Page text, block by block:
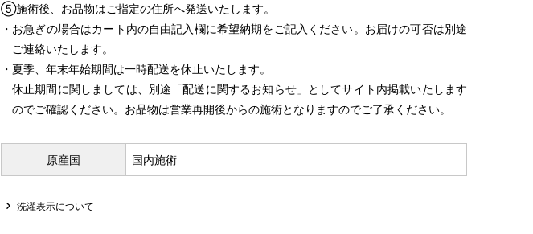
⑤施術後、お品物はご指定の住所へ発送いたします。
・お急ぎの場合はカート内の自由記入欄に希望納期をご記入ください。お届けの可否は別途
ご連絡いたします。
・夏季、年末年始期間は一時配送を休止いたします。
休止期間に関しましては、別途「配送に関するお知らせ」としてサイト内掲載いたします
のでご確認ください。お品物は営業再開後からの施術となりますのでご了承ください。
原産国 国内施術
洗濯表示について